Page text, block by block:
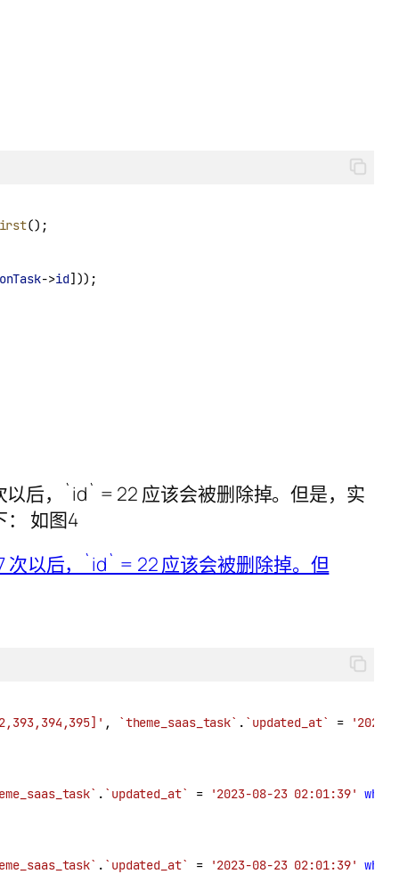
();
->id]));
以后，`id` = 22 应该会被删除掉。但是，实
： 如图4
, `theme_saas_task` . `updated_at` = '2023-
. `updated_at` = '2023-08-23 02:01:39' where
. `updated_at` = '2023-08-23 02:01:39' where